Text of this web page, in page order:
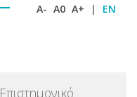
A- A0 A+ | EN
Επιστημονικό